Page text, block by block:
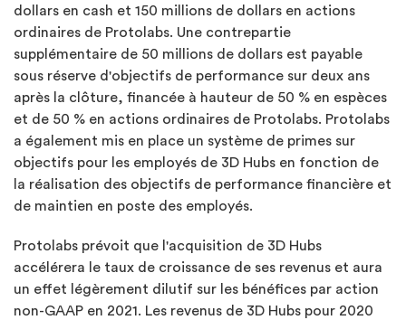
dollars en cash et 150 millions de dollars en actions
ordinaires de Protolabs. Une contrepartie
supplémentaire de 50 millions de dollars est payable
sous réserve d'objectifs de performance sur deux ans
après la clôture, financée à hauteur de 50 % en espèces
et de 50 % en actions ordinaires de Protolabs. Protolabs
a également mis en place un système de primes sur
objectifs pour les employés de 3D Hubs en fonction de
la réalisation des objectifs de performance financière et
de maintien en poste des employés.
Protolabs prévoit que l'acquisition de 3D Hubs
accélérera le taux de croissance de ses revenus et aura
un effet légèrement dilutif sur les bénéfices par action
non-GAAP en 2021. Les revenus de 3D Hubs pour 2020